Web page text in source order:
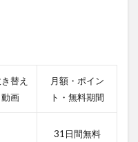
替え
動画
月額・ポイン
ト・無料期間
31日間無料